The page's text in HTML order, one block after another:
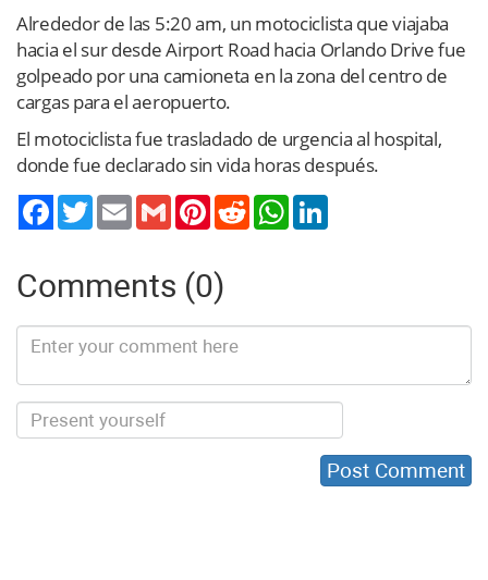
Alrededor de las 5:20 am, un motociclista que viajaba
hacia el sur desde Airport Road hacia Orlando Drive fue
golpeado por una camioneta en la zona del centro de
cargas para el aeropuerto.
El motociclista fue trasladado de urgencia al hospital,
donde fue declarado sin vida horas después.
TwitterEmail Gmail PinterestReddit WhatsApp
Comments (0)